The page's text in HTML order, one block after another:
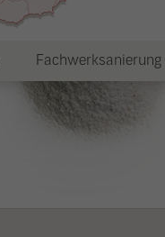
Fachwerksanierung